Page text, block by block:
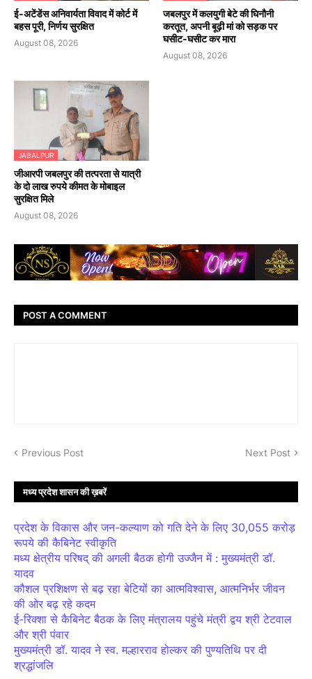
​ई-अटेंडेंस अनिवार्यता विवाद में कोर्ट में
बहस पूरी, निर्णय सुरक्षित
August 08, 2026
जबलपुर में कलयुगी बेटे की घिनौनी
करतूत, अपनी बूढ़ी मां को सड़क पर
घसीट-घसीट कर मारा
August 08, 2026
JABALPUR
जीआरपी जबलपुर की तत्परता से यात्री
के दो लाख रुपये कीमत के मोबाइल
सुरक्षित मिले
August 08, 2026
POST A COMMENT
Previous Post Next Post
मध्य प्रदेश शासन की ख़बरें
प्रदेश के विकास और जन-कल्याण को गति देने के लिए 30,055 करोड़
रूपये की कैबिनेट स्वीकृति
मध्य क्षेत्रीय परिषद् की अगली बैठक होगी उज्जैन में : मुख्यमंत्री डॉ.
यादव
कौशल प्रशिक्षण से बढ़ रहा बेटियों का आत्मविश्वास, आत्मनिर्भर जीवन
की ओर बढ़ रहे कदम
ई-रिक्शा से कैबिनेट बैठक के लिए मंत्रालय पहुंचे मंत्री द्वय श्री टेटवाल
और श्री पंवार
मुख्यमंत्री डॉ. यादव ने स्व. मल्हारराव होल्कर की पुण्यतिथि पर दी
श्रद्धांजलि